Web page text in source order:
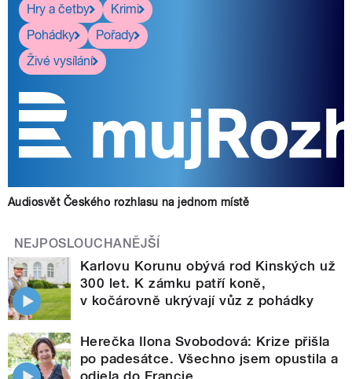
Hry a četby
Krimi
Pohádky
Pořady
Živé vysílání
Audiosvět Českého rozhlasu na jednom místě
NEJPOSLOUCHANĚJŠÍ
Karlovu Korunu obývá rod Kinských už
300 let. K zámku patří koně,
v kočárovně ukrývají vůz z pohádky
Herečka Ilona Svobodová: Krize přišla
po padesátce. Všechno jsem opustila a
odjela do Francie